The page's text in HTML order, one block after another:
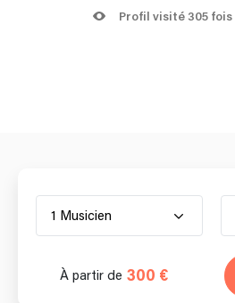
Profil visité 305 fois
1 Musicien
À partir de 300 €